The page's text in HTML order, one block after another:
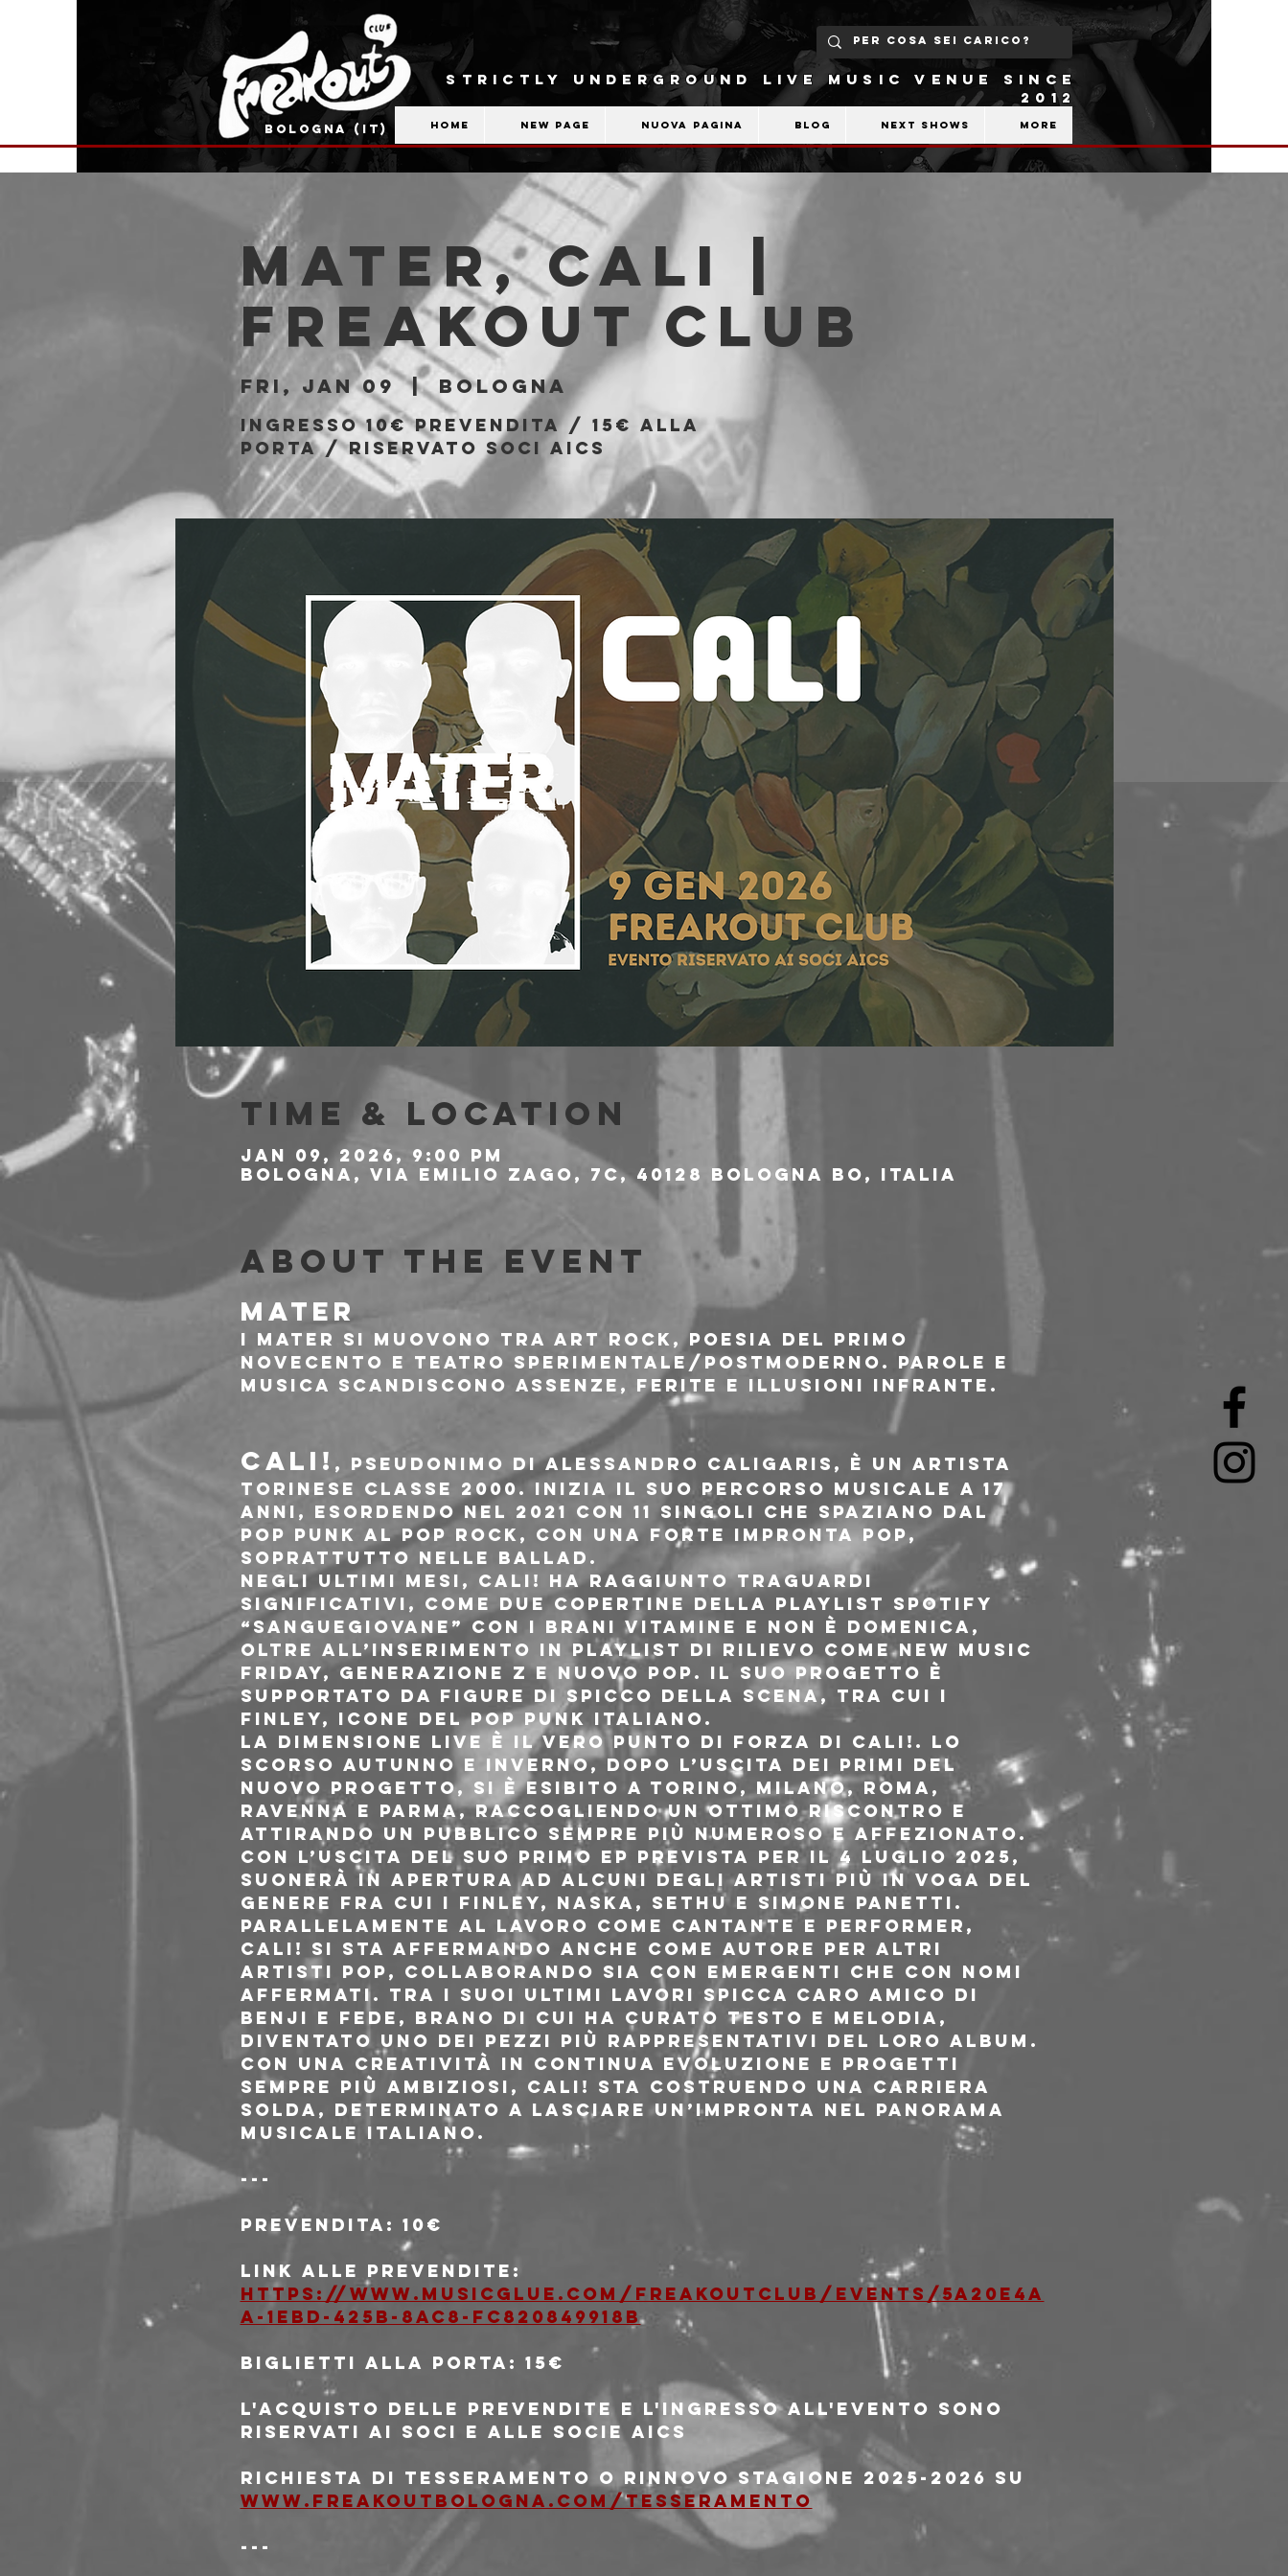
BOLOGNA (IT)
STRICTLY UNDERGROUND LIVE MUSIC VENUE SINCE
2012
Home New Page Nuova pagina Blog Next shows More
Mater, Cali |
Freakout Club
Fri, Jan 09
  |
Bologna
Ingresso 10€ prevendita / 15€ alla
porta / riservato soci AICS
Time & Location
Jan 09, 2026, 9:00 PM
Bologna, Via Emilio Zago, 7c, 40128 Bologna BO, Italia
About the event
MATER
I MATER si muovono tra art rock, poesia del primo
Novecento e teatro sperimentale/postmoderno. Parole e
musica scandiscono assenze, ferite e illusioni infrante.
CALI! , pseudonimo di Alessandro Caligaris, è un artista
torinese classe 2000. Inizia il suo percorso musicale a 17
anni, esordendo nel 2021 con 11 singoli che spaziano dal
pop punk al pop rock, con una forte impronta pop,
soprattutto nelle ballad.
Negli ultimi mesi, CALI! ha raggiunto traguardi
significativi, come due copertine della playlist Spotify
“sanguegiovane” con i brani VITAMINE e NON È DOMENICA,
oltre all’inserimento in playlist di rilievo come New Music
Friday, Generazione Z e Nuovo Pop. Il suo progetto è
supportato da figure di spicco della scena, tra cui i
Finley, icone del pop punk italiano.
La dimensione live è il vero punto di forza di CALI!. Lo
scorso autunno e inverno, dopo l’uscita dei primi del
nuovo progetto, si è esibito a Torino, Milano, Roma,
Ravenna e Parma, raccogliendo un ottimo riscontro e
attirando un pubblico sempre più numeroso e affezionato.
Con l’uscita del suo primo EP prevista per il 4 luglio 2025,
suonerà in apertura ad alcuni degli artisti più in voga del
genere fra cui i Finley, NASKA, Sethu e Simone Panetti.
Parallelamente al lavoro come cantante e performer,
CALI! si sta affermando anche come autore per altri
artisti pop, collaborando sia con emergenti che con nomi
affermati. Tra i suoi ultimi lavori spicca Caro Amico di
Benji e Fede, brano di cui ha curato testo e melodia,
diventato uno dei pezzi più rappresentativi del loro album.
Con una creatività in continua evoluzione e progetti
sempre più ambiziosi, CALI! sta costruendo una carriera
solda, determinato a lasciare un’impronta nel panorama
musicale italiano.
---
Prevendita: 10€
Link alle prevendite:
https://www.musicglue.com/freakoutclub/events/5a20e4a
a-1ebd-425b-8ac8-fc820849918b
Biglietti alla porta: 15€
L'acquisto delle prevendite e l'ingresso all'evento sono
riservati ai soci e alle socie AICS
Richiesta di tesseramento o rinnovo stagione 2025-2026 su
www.freakoutbologna.com/tesseramento
---